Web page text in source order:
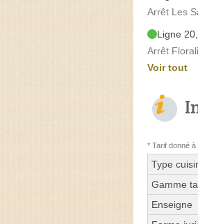
Arrêt Les
Ligne
Arrêt
Voir tout
* Tarif donné à
Type
Gamme
Enseigne